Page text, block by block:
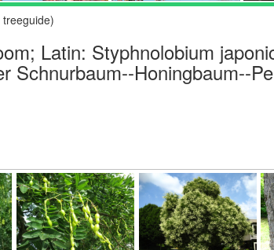
Latin: Styphnolobium
Schnurbaum--Honingbaum--